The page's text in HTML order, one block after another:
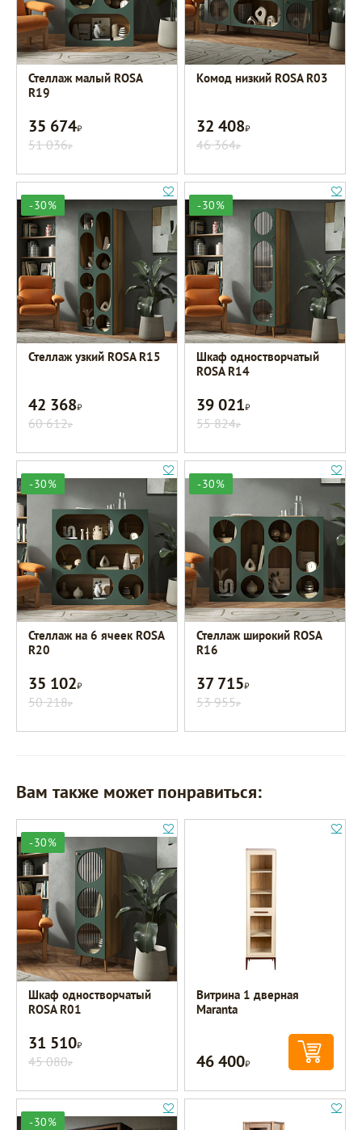
Стеллаж малый ROSA
R19
35 674Р
51 036Р
Комод низкий ROSA R03
32 408Р
46 364Р
-30%
Стеллаж узкий ROSA R15
42 368Р
60 612Р
-30%
Шкаф одностворчатый
ROSA R14
39 021Р
55 824Р
-30%
Стеллаж на 6 ячеек ROSA
R20
35 102Р
50 218Р
-30%
Стеллаж широкий ROSA
R16
37 715Р
53 955Р
Вам также может понравиться:
-30%
Шкаф одностворчатый
ROSA R01
31 510Р
45 080Р
Витрина 1 дверная
Maranta
46 400Р
-30%